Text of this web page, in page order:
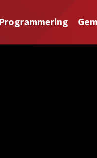
Programmering